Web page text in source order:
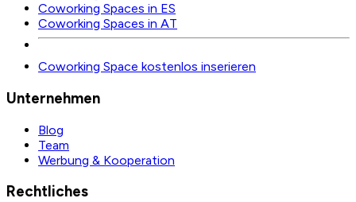
Coworking Spaces in ES
Coworking Spaces in AT
Coworking Space kostenlos inserieren
Unternehmen
Blog
Team
Werbung & Kooperation
Rechtliches